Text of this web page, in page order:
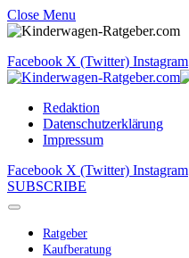
Close Menu
Facebook X (Twitter) Instagram
Redaktion
Datenschutzerklärung
Impressum
Facebook X (Twitter) Instagram
SUBSCRIBE
Ratgeber
Kaufberatung